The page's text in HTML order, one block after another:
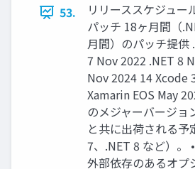
53.
リリーススケジュー
パッチ 18ヶ⽉間（
⽉間）のパッチ提供
7 Nov 2022 .NET 8
Nov 2024 14 Xcode
Xamarin EOS May
のメジャーバージョ
と共に出荷される予
7、.NET 8 など）。
外部依存のあるオプ